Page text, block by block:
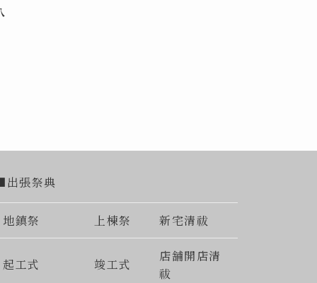
張祭典
地鎮祭 上棟祭 新宅清祓
起工式 竣工式
店舗開店清
祓